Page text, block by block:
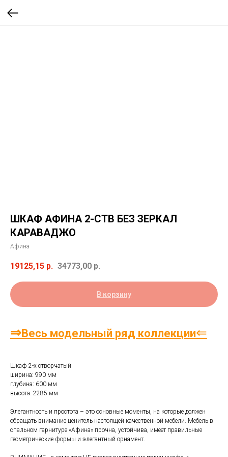
ШКАФ АФИНА 2-СТВ БЕЗ ЗЕРКАЛ
КАРАВАДЖО
Афина
19125,15 р. 34773,00 р.
В корзину
⇒Весь модельный ряд коллекции⇐
Шкаф 2-х створчатый
ширина: 990 мм
глубина: 600 мм
высота: 2285 мм
Элегантность и простота – это основные моменты, на которые должен
обращать внимание ценитель настоящей качественной мебели. Мебель в
спальном гарнитуре «Афина» прочна, устойчива, имеет правильные
геометрические формы и элегантный орнамент.